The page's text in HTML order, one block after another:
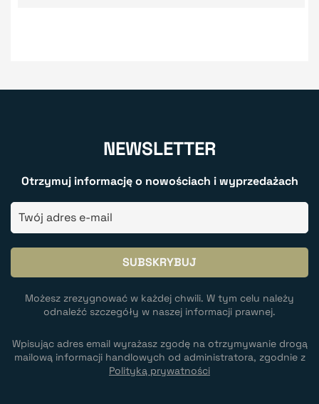
NEWSLETTER
Otrzymuj informację o nowościach i wyprzedażach
Możesz zrezygnować w każdej chwili. W tym celu należy
odnaleźć szczegóły w naszej informacji prawnej.
Wpisując adres email wyrażasz zgodę na otrzymywanie drogą
mailową informacji handlowych od administratora, zgodnie z
Polityką prywatności